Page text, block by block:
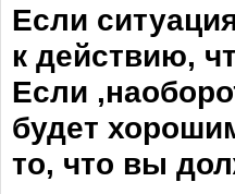
Если
к действию,
Если
будет
то, что вы